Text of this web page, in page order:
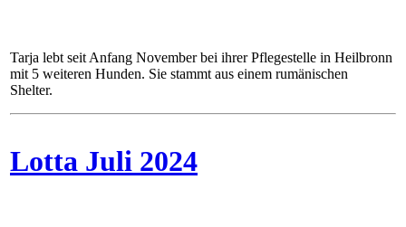
Tarja lebt seit Anfang November bei ihrer Pflegestelle in Heilbronn
mit 5 weiteren Hunden. Sie stammt aus einem rumänischen
Shelter.
Lotta Juli 2024